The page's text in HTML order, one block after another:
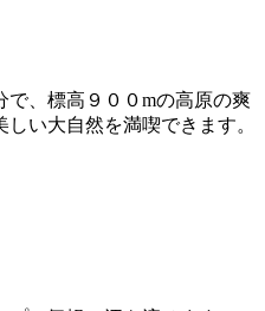
で、標高９００mの高原の爽
い大自然を満喫できます。